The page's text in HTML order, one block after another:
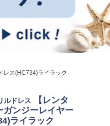
音楽雑貨
日
レス(HC734)ライラック
ルドレス
【レンタ
ガンジーレイヤー
ライラック